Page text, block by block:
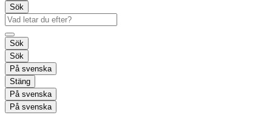
Sök
Sök
Sök
På svenska
Stäng
På svenska
På svenska